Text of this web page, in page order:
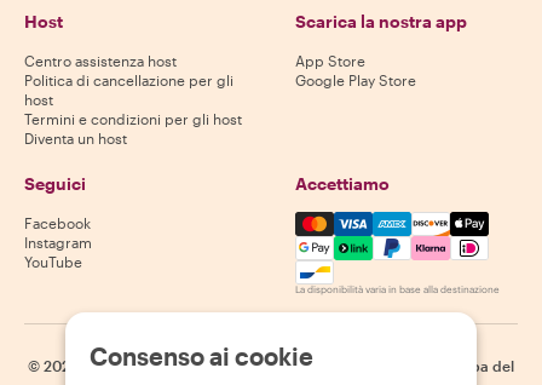
Host
Centro assistenza host
Politica di cancellazione per gli
host
Termini e condizioni per gli host
Diventa un host
Scarica la nostra app
App Store
Google Play Store
Seguici
Facebook
Instagram
YouTube
Accettiamo
Mastercard, Visa, Amex,
La disponibilità varia in base alla destinazione
© 2026 Withlocals.com | Informativa sulla privacy
Mappa del
Consenso ai cookie